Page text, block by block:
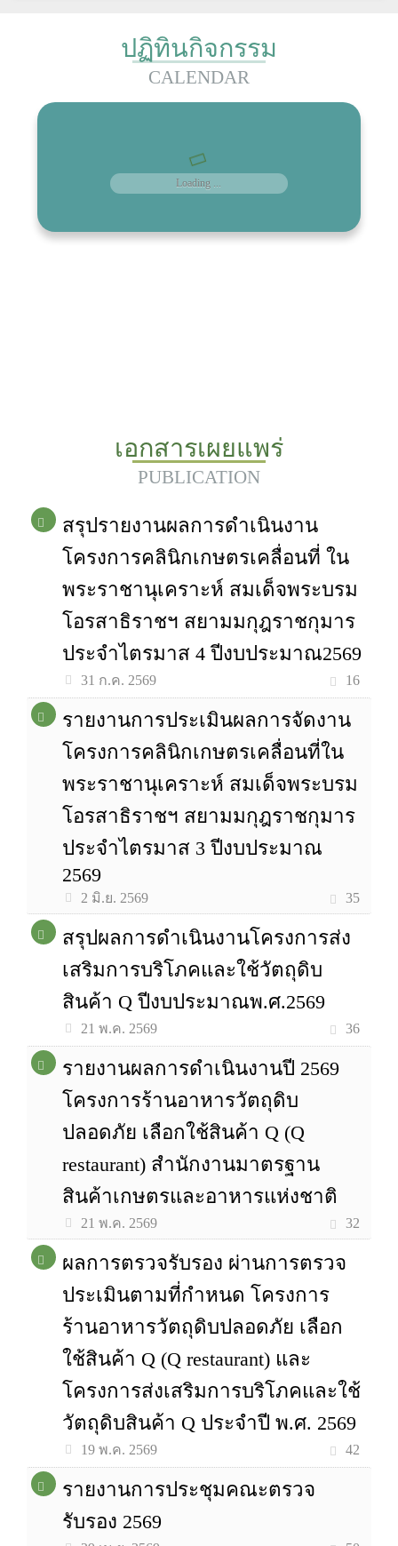
ปฏิทินกิจกรรม
CALENDAR
Loading ...
เอกสารเผยแพร่
PUBLICATION
สรุปรายงานผลการดำเนินงาน
โครงการคลินิกเกษตรเคลื่อนที่ ใน
พระราชานุเคราะห์ สมเด็จพระบรม
โอรสาธิราชฯ สยามมกุฎราชกุมาร
ประจำไตรมาส 4 ปีงบประมาณ2569
31 ก.ค. 2569 16
รายงานการประเมินผลการจัดงาน
โครงการคลินิกเกษตรเคลื่อนที่ใน
พระราชานุเคราะห์ สมเด็จพระบรม
โอรสาธิราชฯ สยามมกุฎราชกุมาร
ประจำไตรมาส 3 ปีงบประมาณ
2569
2 มิ.ย. 2569 35
สรุปผลการดำเนินงานโครงการส่ง
เสริมการบริโภคและใช้วัตถุดิบ
สินค้า Q ปีงบประมาณพ.ศ.2569
21 พ.ค. 2569 36
รายงานผลการดำเนินงานปี 2569
โครงการร้านอาหารวัตถุดิบ
ปลอดภัย เลือกใช้สินค้า Q (Q
restaurant) สำนักงานมาตรฐาน
สินค้าเกษตรและอาหารแห่งชาติ
21 พ.ค. 2569 32
ผลการตรวจรับรอง ผ่านการตรวจ
ประเมินตามที่กำหนด โครงการ
ร้านอาหารวัตถุดิบปลอดภัย เลือก
ใช้สินค้า Q (Q restaurant) และ
โครงการส่งเสริมการบริโภคและใช้
วัตถุดิบสินค้า Q ประจำปี พ.ศ. 2569
19 พ.ค. 2569 42
รายงานการประชุมคณะตรวจ
รับรอง 2569